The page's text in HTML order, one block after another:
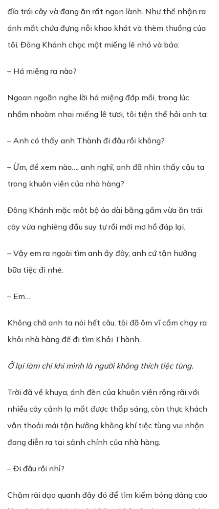
đĩa trái cây và đang ăn rất ngon lành. Như thể nhận ra
ánh mắt chứa đựng nỗi khao khát và thèm thuồng của
tôi, Đông Khánh chọc một miếng lê nhỏ và bảo:
– Há miệng ra nào?
Ngoan ngoãn nghe lời há miệng đớp mồi, trong lúc
nhồm nhoàm nhai miếng lê tươi, tôi tiện thể hỏi anh ta:
– Anh có thấy anh Thành đi đâu rồi không?
– Ừm, để xem nào…, anh nghĩ, anh đã nhìn thấy cậu ta
trong khuôn viên của nhà hàng?
Đông Khánh mặc một bộ áo dài bằng gấm vừa ăn trái
cây vừa nghiêng đầu suy tư rồi mới mơ hồ đáp lại.
– Vậy em ra ngoài tìm anh ấy đây, anh cứ tận hưởng
bữa tiệc đi nhé.
– Em…
Không chờ anh ta nói hết câu, tôi đã ôm vĩ cầm chạy ra
khỏi nhà hàng để đi tìm Khải Thành.
Ở lại làm chi khi mình là người không thích tiệc tùng.
Trời đã về khuya, ánh đèn của khuôn viên rộng rãi với
nhiều cây cảnh lạ mắt được thắp sáng, còn thực khách
vẫn thoải mái tận hưởng không khí tiệc tùng vui nhộn
đang diễn ra tại sảnh chính của nhà hàng.
– Đi đâu rồi nhỉ?
Chậm rãi dạo quanh đây đó để tìm kiếm bóng dáng cao